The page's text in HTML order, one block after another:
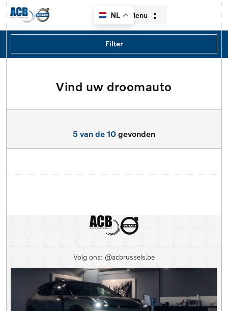
NL Menu
Home
Diensten
Vind uw droomauto
Filter
Filters
Merk
Type
Kleur
Carrosserie
5 van de 10 gevonden
Volg ons: @acbrussels.be